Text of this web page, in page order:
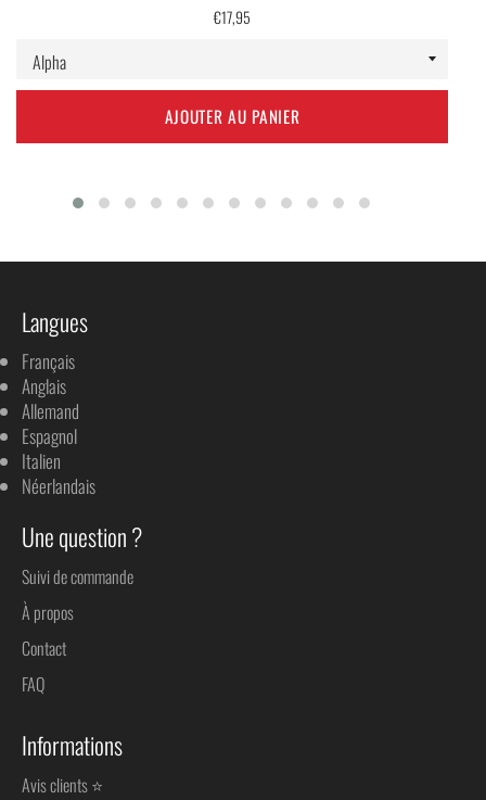
Prix
€17,95
AJOUTER AU PANIER
Langues
Français
Anglais
Allemand
Espagnol
Italien
Néerlandais
Une question ?
Suivi de commande
À propos
Contact
FAQ
Informations
Avis clients ⭐